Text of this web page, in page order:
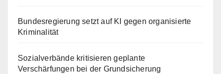
Bundesregierung setzt auf KI gegen organisierte
Kriminalität
Sozialverbände kritisieren geplante
Verschärfungen bei der Grundsicherung